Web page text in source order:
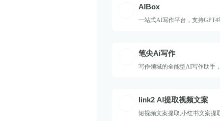
AIBox
一站式AI写作平台，支持GPT4
笔尖Ai写作
写作领域的全能型AI写作助手
link2 AI提取视频文案
短视频文案提取,小红书文案提